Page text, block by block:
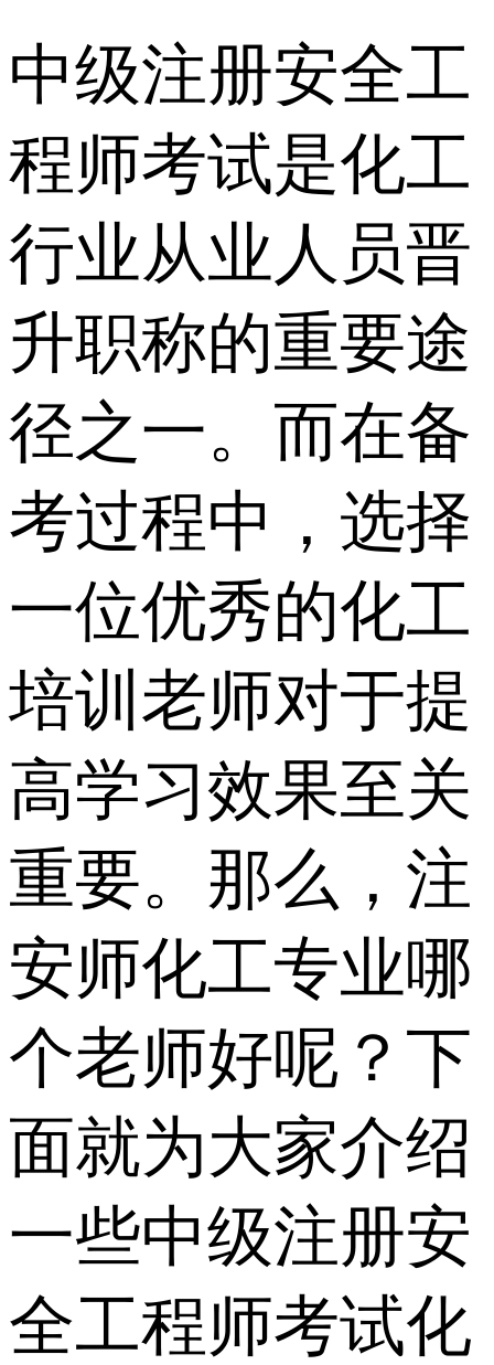
中级注册安全工
程师考试是化工
行业从业人员晋
升职称的重要途
径之一。而在备
考过程中，选择
一位优秀的化工
培训老师对于提
高学习效果至关
重要。那么，注
安师化工专业哪
个老师好呢？下
面就为大家介绍
一些中级注册安
全工程师考试化